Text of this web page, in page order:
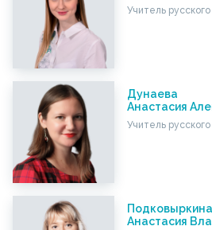
Учитель
Дунаева
Анастасия
Учитель
Подковыркина
Анастасия